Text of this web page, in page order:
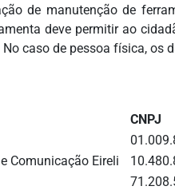
de manutenção de
deve permitir ao
No caso de pessoa física,
CNPJ
Comunicação Eireli